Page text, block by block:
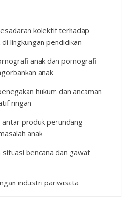
kolektif terhadap
lingkungan pendidikan
anak dan pornografi
anak
hukum dan ancaman
ringan
antar produk perundang-
anak
situasi bencana dan gawat
industri pariwisata